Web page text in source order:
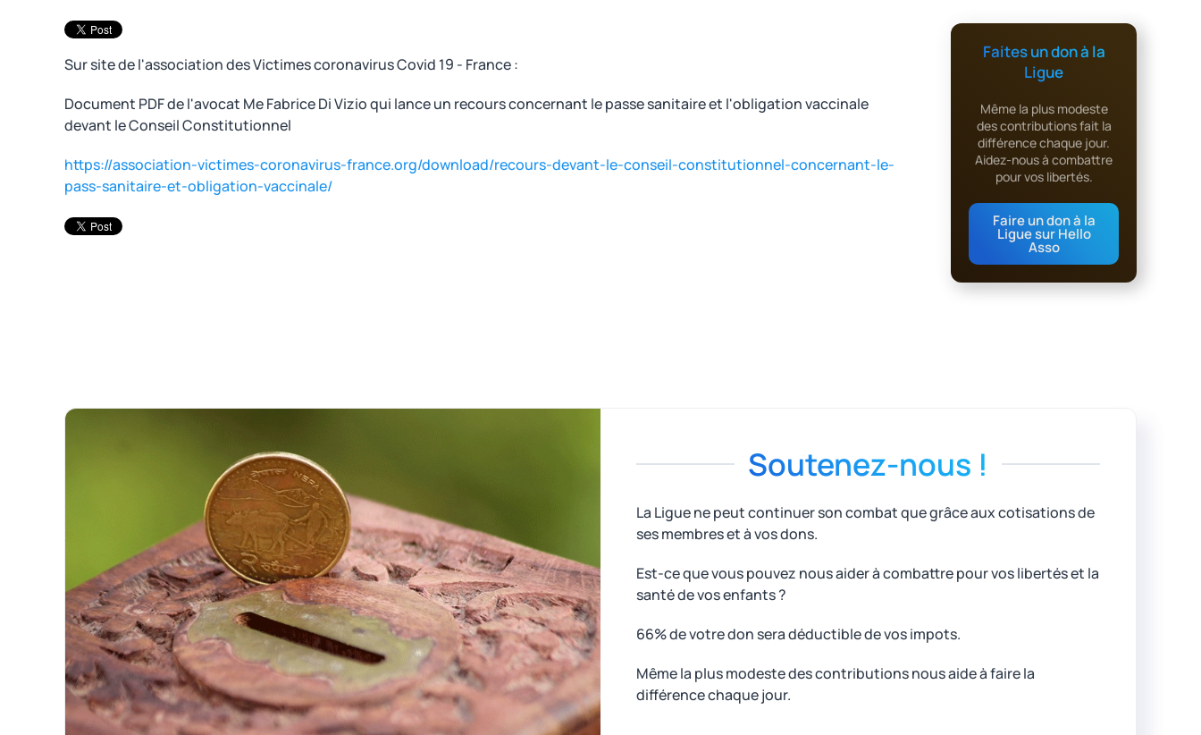
Sur site de l'association des Victimes coronavirus Covid 19 - France :
Document PDF de l'avocat Me Fabrice Di Vizio qui lance un recours concernant le passe sanitaire et l'obligation vaccinale
devant le Conseil Constitutionnel
https://association-victimes-coronavirus-france.org/download/recours-devant-le-conseil-constitutionnel-concernant-le-
pass-sanitaire-et-obligation-vaccinale/
Faites un don à la
Ligue
Même la plus modeste
des contributions fait la
différence chaque jour.
Aidez-nous à combattre
pour vos libertés.
Faire un don à la
Ligue sur Hello
Asso
Soutenez-nous !
La Ligue ne peut continuer son combat que grâce aux cotisations de
ses membres et à vos dons.
Est-ce que vous pouvez nous aider à combattre pour vos libertés et la
santé de vos enfants ?
66% de votre don sera déductible de vos impots.
Même la plus modeste des contributions nous aide à faire la
différence chaque jour.